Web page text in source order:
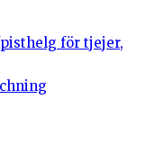
för tjejer,